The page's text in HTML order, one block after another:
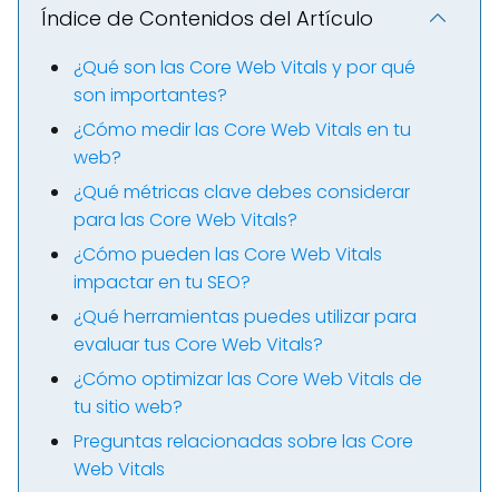
Índice de Contenidos del Artículo
¿Qué son las Core Web Vitals y por qué
son importantes?
¿Cómo medir las Core Web Vitals en tu
web?
¿Qué métricas clave debes considerar
para las Core Web Vitals?
¿Cómo pueden las Core Web Vitals
impactar en tu SEO?
¿Qué herramientas puedes utilizar para
evaluar tus Core Web Vitals?
¿Cómo optimizar las Core Web Vitals de
tu sitio web?
Preguntas relacionadas sobre las Core
Web Vitals